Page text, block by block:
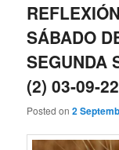
SÁBADO
SEGUNDA
(2) 03-09-22
Posted on2